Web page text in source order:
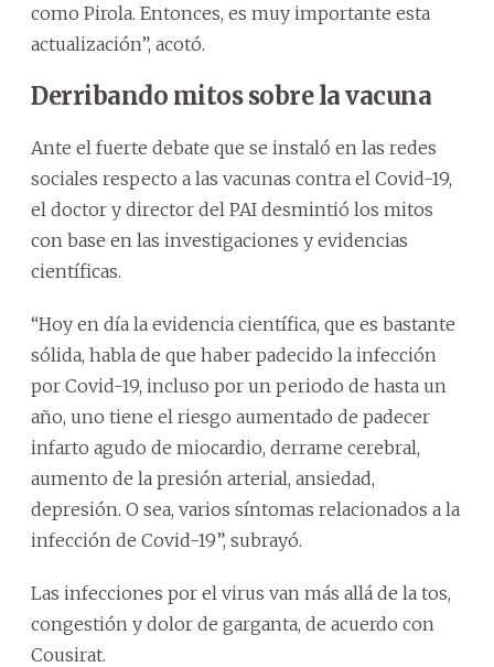
como Pirola. Entonces, es muy importante esta
actualización”, acotó.
Derribando mitos sobre la vacuna
Ante el fuerte debate que se instaló en las redes
sociales respecto a las vacunas contra el Covid-19,
el doctor y director del PAI desmintió los mitos
con base en las investigaciones y evidencias
científicas.
“Hoy en día la evidencia científica, que es bastante
sólida, habla de que haber padecido la infección
por Covid-19, incluso por un periodo de hasta un
año, uno tiene el riesgo aumentado de padecer
infarto agudo de miocardio, derrame cerebral,
aumento de la presión arterial, ansiedad,
depresión. O sea, varios síntomas relacionados a la
infección de Covid-19”, subrayó.
Las infecciones por el virus van más allá de la tos,
congestión y dolor de garganta, de acuerdo con
Cousirat.